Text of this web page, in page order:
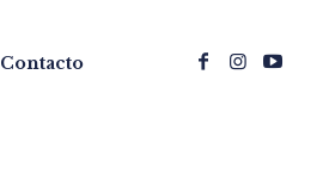
Contacto